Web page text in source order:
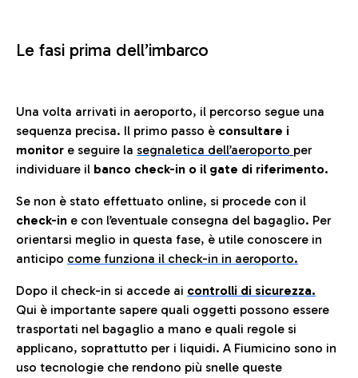
Le fasi prima dell’imbarco
Una volta arrivati in aeroporto, il percorso segue una
sequenza precisa. Il primo passo è consultare i
monitor e seguire la segnaletica dell’aeroporto per
individuare il banco check-in o il gate di riferimento.
Se non è stato effettuato online, si procede con il
check-in e con l’eventuale consegna del bagaglio. Per
orientarsi meglio in questa fase, è utile conoscere in
anticipo come funziona il check-in in aeroporto.
Dopo il check-in si accede ai controlli di sicurezza.
Qui è importante sapere quali oggetti possono essere
trasportati nel bagaglio a mano e quali regole si
applicano, soprattutto per i liquidi. A Fiumicino sono in
uso tecnologie che rendono più snelle queste